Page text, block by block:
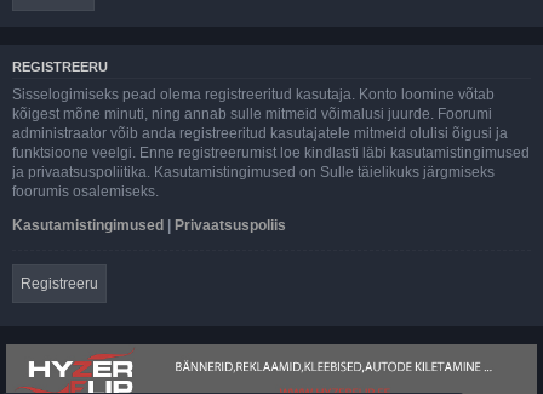
REGISTREERU
Sisselogimiseks pead olema registreeritud kasutaja. Konto loomine võtab
kõigest mõne minuti, ning annab sulle mitmeid võimalusi juurde. Foorumi
administraator võib anda registreeritud kasutajatele mitmeid olulisi õigusi ja
funktsioone veelgi. Enne registreerumist loe kindlasti läbi kasutamistingimused
ja privaatsuspoliitika. Kasutamistingimused on Sulle täielikuks järgmiseks
foorumis osalemiseks.
Kasutamistingimused | Privaatsuspoliis
Registreeru